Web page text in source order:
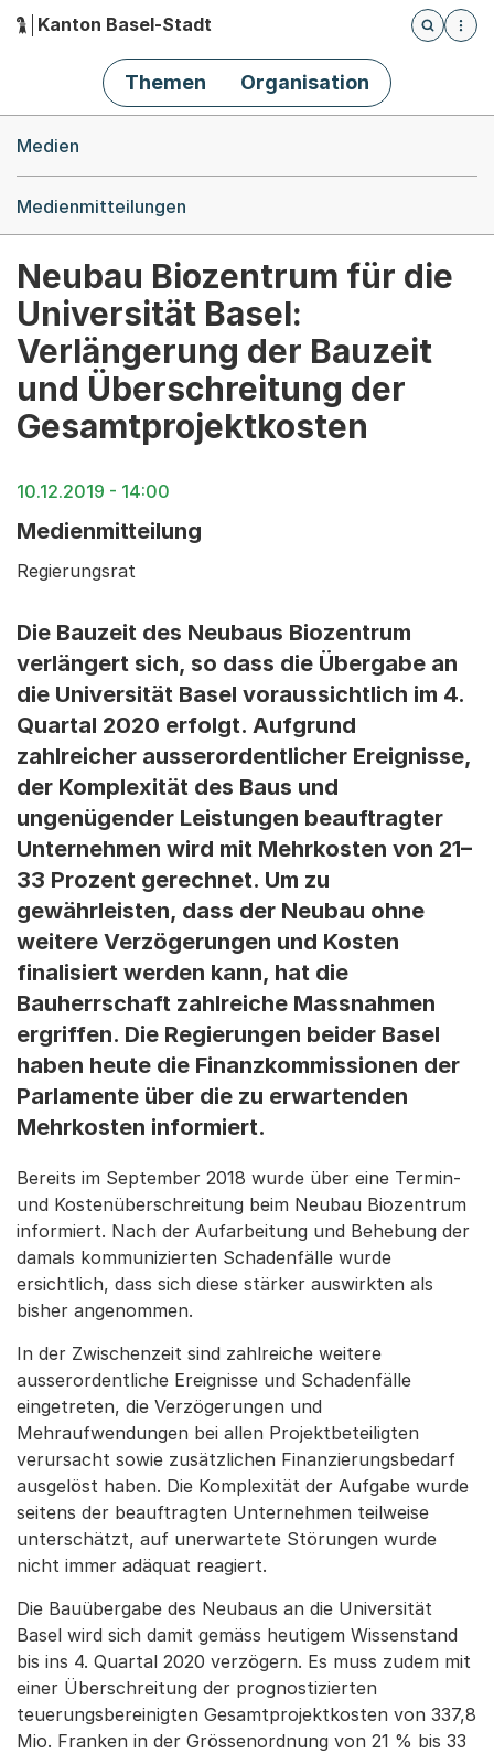
Hauptnavigation
Kanton Basel-Stadt
Öffnet
Themen Organisation
Medien
Medienmitteilungen
Neubau Biozentrum für die
Universität Basel:
Verlängerung der Bauzeit
und Überschreitung der
Gesamtprojektkosten
10.12.2019 - 14:00
Medienmitteilung
Regierungsrat
Die Bauzeit des Neubaus Biozentrum
verlängert sich, so dass die Übergabe an
die Universität Basel voraussichtlich im 4.
Quartal 2020 erfolgt. Aufgrund
zahlreicher ausserordentlicher Ereignisse,
der Komplexität des Baus und
ungenügender Leistungen beauftragter
Unternehmen wird mit Mehrkosten von 21–
33 Prozent gerechnet. Um zu
gewährleisten, dass der Neubau ohne
weitere Verzögerungen und Kosten
finalisiert werden kann, hat die
Bauherrschaft zahlreiche Massnahmen
ergriffen. Die Regierungen beider Basel
haben heute die Finanzkommissionen der
Parlamente über die zu erwartenden
Mehrkosten informiert.
Bereits im September 2018 wurde über eine Termin-
und Kostenüberschreitung beim Neubau Biozentrum
informiert. Nach der Aufarbeitung und Behebung der
damals kommunizierten Schadenfälle wurde
ersichtlich, dass sich diese stärker auswirkten als
bisher angenommen.
In der Zwischenzeit sind zahlreiche weitere
ausserordentliche Ereignisse und Schadenfälle
eingetreten, die Verzögerungen und
Mehraufwendungen bei allen Projektbeteiligten
verursacht sowie zusätzlichen Finanzierungsbedarf
ausgelöst haben. Die Komplexität der Aufgabe wurde
seitens der beauftragten Unternehmen teilweise
unterschätzt, auf unerwartete Störungen wurde
nicht immer adäquat reagiert.
Die Bauübergabe des Neubaus an die Universität
Basel wird sich damit gemäss heutigem Wissenstand
bis ins 4. Quartal 2020 verzögern. Es muss zudem mit
einer Überschreitung der prognostizierten
teuerungsbereinigten Gesamtprojektkosten von 337,8
Mio. Franken in der Grössenordnung von 21 % bis 33